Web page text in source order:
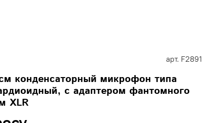
арт. F2891
конденсаторный микрофон типа
с адаптером фантомного
XLR